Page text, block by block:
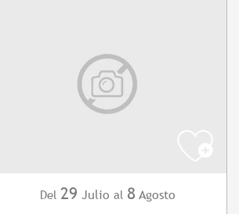
Del 29 Julio al 8 Agosto